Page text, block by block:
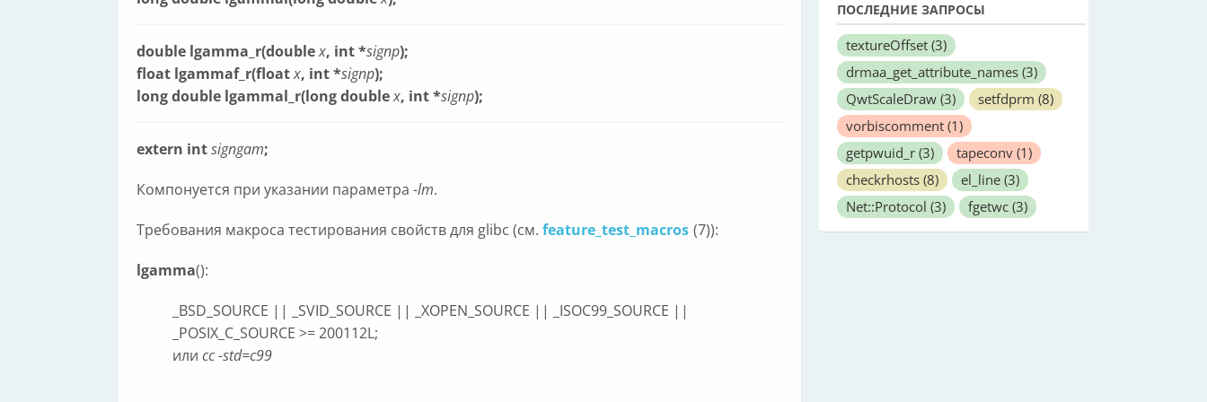
double lgamma_r(doublex, int *signp);
float lgammaf_r(floatx, int *signp);
long double lgammal_r(long doublex, int *signp);
extern intsigngam;
Компонуется при указании параметра -lm.
Требования макроса тестирования свойств для glibc (см. feature_test_macros (7)):
lgamma():
_BSD_SOURCE || _SVID_SOURCE || _XOPEN_SOURCE || _ISOC99_SOURCE ||
_POSIX_C_SOURCE >= 200112L;
или cc -std=c99
ПОСЛЕДНИЕ ЗАПРОСЫ
textureOffset (3)
drmaa_get_attribute_names (3)
QwtScaleDraw (3) setfdprm (8)
vorbiscomment (1)
getpwuid_r (3) tapeconv (1)
checkrhosts (8) el_line (3)
Net::Protocol (3) fgetwc (3)